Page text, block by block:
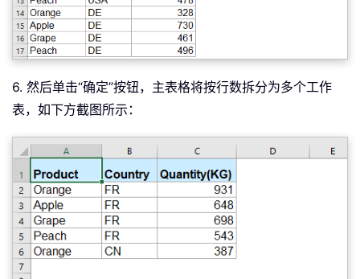
6. 然后单击“确定”按钮，主表格将按行数拆分为多个工作
表，如下方截图所示：